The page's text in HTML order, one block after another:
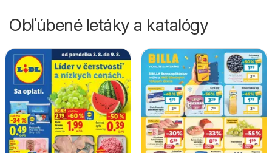
Obľúbené letáky a katalógy